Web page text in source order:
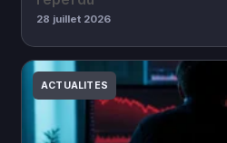
28 juillet 2026
ACTUALITES